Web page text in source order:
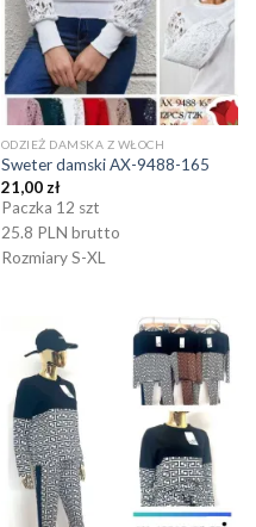
ODZIEŻ DAMSKA Z WŁOCH
Sweter damski AX-9488-165
21,00 zł
Paczka 12 szt
25.8 PLN brutto
Rozmiary S-XL